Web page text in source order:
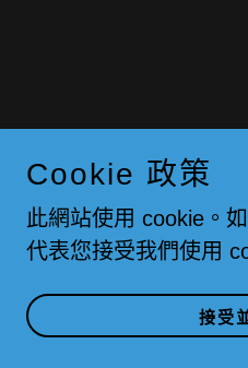
Voc損耗計算
戶
Cookie 政策
此網站使用 cookie。
代表您接受我們使用
接受